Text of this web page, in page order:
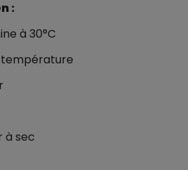
:
à 30°C
température
à sec